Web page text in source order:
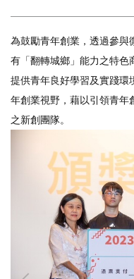
為鼓勵青年創業，透過參與
有「翻轉城鄉」能力之特色
提供青年良好學習及實踐環
年創業視野，藉以引領青年
之新創團隊。